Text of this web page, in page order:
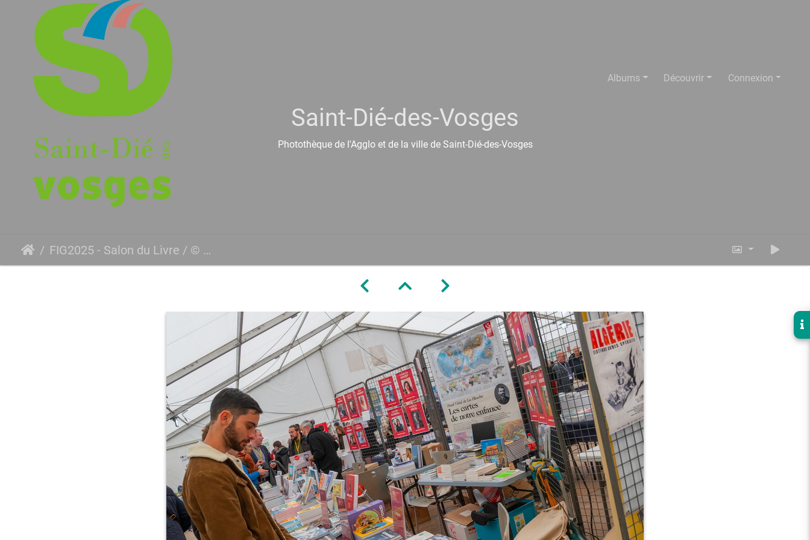
Albums Découvrir Connexion
Saint-Dié-des-Vosges
Photothèque de l'Agglo et de la ville de Saint-Dié-des-Vosges
FIG2025 - Salon du Livre / © ADFIG - Ville/Agglo SDDV